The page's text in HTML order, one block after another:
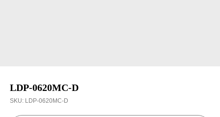
LDP-0620MC-D
SKU: LDP-0620MC-D